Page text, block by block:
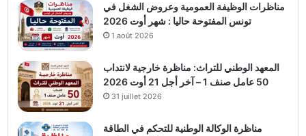
مناظرات الوظيفة العمومية وعروض الشغل في
تونس المفتوحة حاليا : شهر أوت 2026
1 août 2026
المعهد الوطني للتراث: مناظرة خارجية لانتداب
50 عامل صنف 1 – آخر أجل 21 أوت 2026
31 juillet 2026
مناظرة الوكالة الوطنية للتحكم في الطاقة